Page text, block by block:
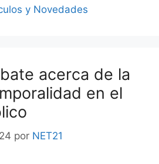
y Novedades
acerca de la
en el
por NET21